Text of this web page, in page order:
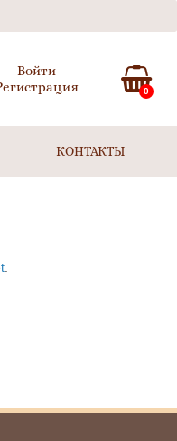
Войти
0
КОНТАКТЫ